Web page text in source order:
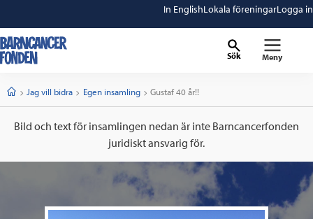
In EnglishLokala föreningarLogga in
Sök Meny
StartJag vill bidra Egen insamling Current:
Gustaf 40 år!!
Bild och text för insamlingen nedan är inte Barncancerfonden
juridiskt ansvarig för.